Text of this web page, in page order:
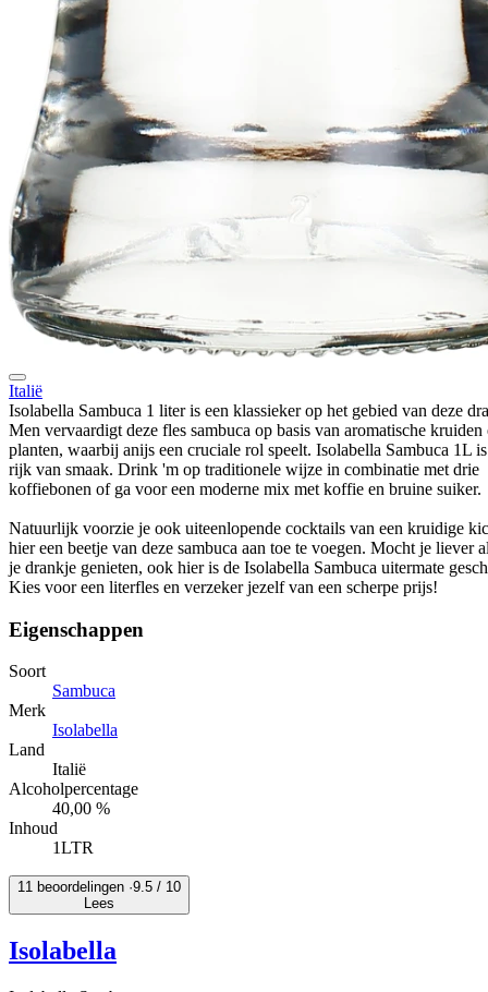
Italië
Isolabella Sambuca 1 liter is een klassieker op het gebied van deze
Men vervaardigt deze fles sambuca op basis van aromatische kruiden
planten, waarbij anijs een cruciale rol speelt. Isolabella Sambuca 1L
rijk van smaak. Drink 'm op traditionele wijze in combinatie met drie
koffiebonen of ga voor een moderne mix met koffie en bruine suiker.
Natuurlijk voorzie je ook uiteenlopende cocktails van een kruidige
hier een beetje van deze sambuca aan toe te voegen. Mocht je liever
je drankje genieten, ook hier is de Isolabella Sambuca uitermate
Kies voor een literfles en verzeker jezelf van een scherpe prijs!
Eigenschappen
Soort
Sambuca
Merk
Isolabella
Land
Italië
Alcoholpercentage
40,00 %
Inhoud
1LTR
11 beoordelingen ·9.5 / 10
Lees
Isolabella